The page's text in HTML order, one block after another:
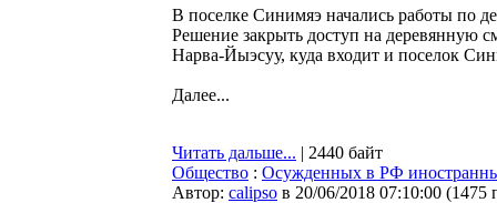
В поселке Синимяэ начались работы по
Решение закрыть доступ на деревянную
Нарва-Йыэсуу, куда входит и поселок
Далее...
Читать дальше... | 2440 байт
Общество : Осужденных в РФ
Автор: calipso в 20/06/2018 07:10:00 (1475